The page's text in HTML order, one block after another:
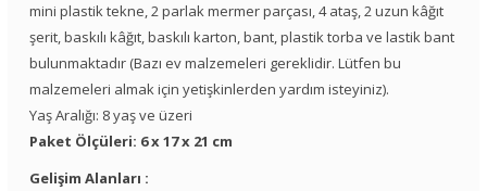
mini plastik tekne, 2 parlak mermer parçası, 4 ataş, 2 uzun kâğıt
şerit, baskılı kâğıt, baskılı karton, bant, plastik torba ve lastik bant
bulunmaktadır (Bazı ev malzemeleri gereklidir. Lütfen bu
malzemeleri almak için yetişkinlerden yardım isteyiniz).
Yaş Aralığı: 8 yaş ve üzeri
Paket Ölçüleri: 6 x 17 x 21 cm
Gelişim Alanları :